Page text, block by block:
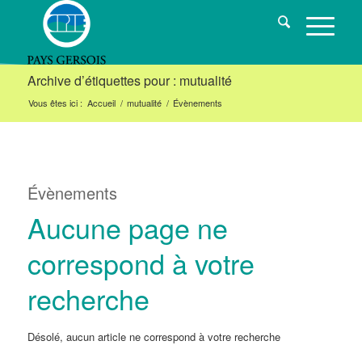
Archive d’étiquettes pour : mutualité
Vous êtes ici : Accueil / mutualité / Évènements
Évènements
Aucune page ne
correspond à votre
recherche
Désolé, aucun article ne correspond à votre recherche